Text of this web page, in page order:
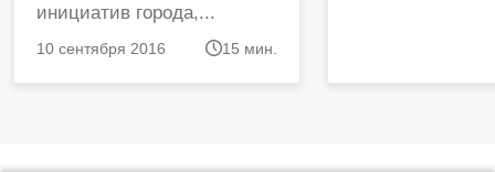
инициатив города,...
10 сентября 2016 15 мин.